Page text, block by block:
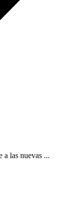
a las nuevas ...